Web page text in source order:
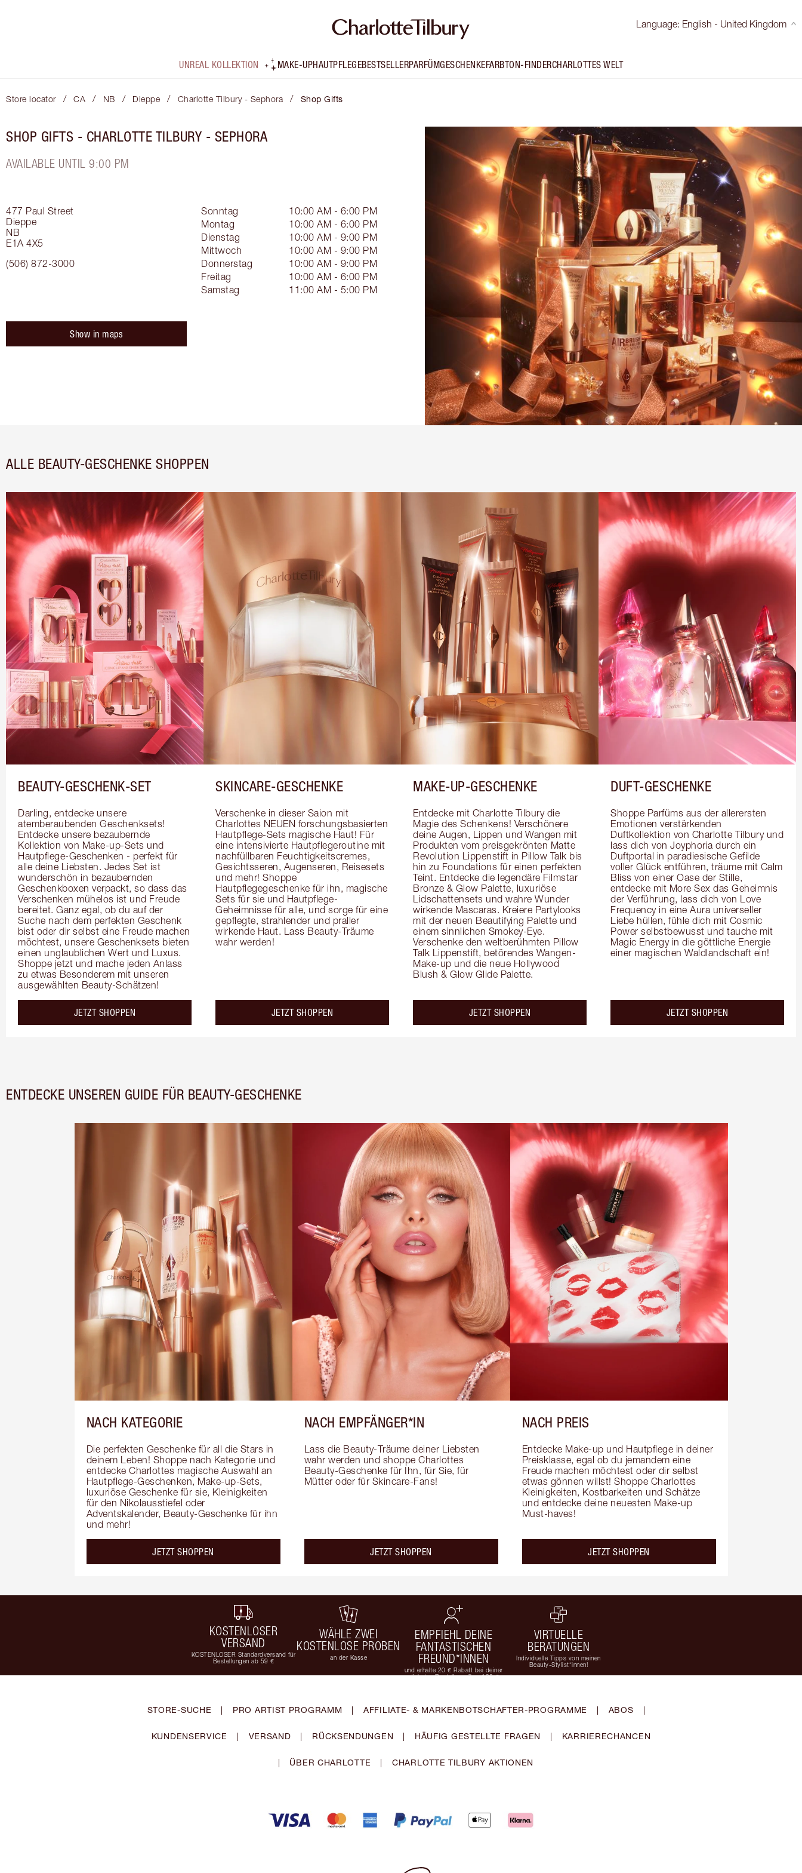
Language: English - United Kingdom
UNREAL KOLLEKTION MAKE-UPHAUTPFLEGEBESTSELLERPARFÜMGESCHENKEFARBTON-FINDERCHARLOTTES WELT
Store locator / CA / NB / Dieppe / Charlotte Tilbury - Sephora / Shop Gifts
SHOP GIFTS - CHARLOTTE TILBURY - SEPHORA
AVAILABLE UNTIL 9:00 PM
477 Paul Street
Dieppe
NB
E1A 4X5
(506) 872-3000
Sonntag
10:00 AM - 6:00 PM
Montag
10:00 AM - 6:00 PM
Dienstag
10:00 AM - 9:00 PM
Mittwoch
10:00 AM - 9:00 PM
Donnerstag
10:00 AM - 9:00 PM
Freitag
10:00 AM - 6:00 PM
Samstag
11:00 AM - 5:00 PM
Show in maps
ALLE BEAUTY-GESCHENKE SHOPPEN
BEAUTY-GESCHENK-SET
Darling, entdecke unsere
atemberaubenden Geschenksets!
Entdecke unsere bezaubernde
Kollektion von Make-up-Sets und
Hautpflege-Geschenken - perfekt für
alle deine Liebsten. Jedes Set ist
wunderschön in bezaubernden
Geschenkboxen verpackt, so dass das
Verschenken mühelos ist und Freude
bereitet. Ganz egal, ob du auf der
Suche nach dem perfekten Geschenk
bist oder dir selbst eine Freude machen
möchtest, unsere Geschenksets bieten
einen unglaublichen Wert und Luxus.
Shoppe jetzt und mache jeden Anlass
zu etwas Besonderem mit unseren
ausgewählten Beauty-Schätzen!
JETZT SHOPPEN
SKINCARE-GESCHENKE
Verschenke in dieser Saion mit
Charlottes NEUEN forschungsbasierten
Hautpflege-Sets magische Haut! Für
eine intensivierte Hautpflegeroutine mit
nachfüllbaren Feuchtigkeitscremes,
Gesichtsseren, Augenseren, Reisesets
und mehr! Shoppe
Hautpflegegeschenke für ihn, magische
Sets für sie und Hautpflege-
Geheimnisse für alle, und sorge für eine
gepflegte, strahlender und praller
wirkende Haut. Lass Beauty-Träume
wahr werden!
JETZT SHOPPEN
MAKE-UP-GESCHENKE
Entdecke mit Charlotte Tilbury die
Magie des Schenkens! Verschönere
deine Augen, Lippen und Wangen mit
Produkten vom preisgekrönten Matte
Revolution Lippenstift in Pillow Talk bis
hin zu Foundations für einen perfekten
Teint. Entdecke die legendäre Filmstar
Bronze & Glow Palette, luxuriöse
Lidschattensets und wahre Wunder
wirkende Mascaras. Kreiere Partylooks
mit der neuen Beautifying Palette und
einem sinnlichen Smokey-Eye.
Verschenke den weltberühmten Pillow
Talk Lippenstift, betörendes Wangen-
Make-up und die neue Hollywood
Blush & Glow Glide Palette.
JETZT SHOPPEN
DUFT-GESCHENKE
Shoppe Parfüms aus der allerersten
Emotionen verstärkenden
Duftkollektion von Charlotte Tilbury und
lass dich von Joyphoria durch ein
Duftportal in paradiesische Gefilde
voller Glück entführen, träume mit Calm
Bliss von einer Oase der Stille,
entdecke mit More Sex das Geheimnis
der Verführung, lass dich von Love
Frequency in eine Aura universeller
Liebe hüllen, fühle dich mit Cosmic
Power selbstbewusst und tauche mit
Magic Energy in die göttliche Energie
einer magischen Waldlandschaft ein!
JETZT SHOPPEN
ENTDECKE UNSEREN GUIDE FÜR BEAUTY-GESCHENKE
NACH KATEGORIE
Die perfekten Geschenke für all die Stars in
deinem Leben! Shoppe nach Kategorie und
entdecke Charlottes magische Auswahl an
Hautpflege-Geschenken, Make-up-Sets,
luxuriöse Geschenke für sie, Kleinigkeiten
für den Nikolausstiefel oder
Adventskalender, Beauty-Geschenke für ihn
und mehr!
JETZT SHOPPEN
NACH EMPFÄNGER*IN
Lass die Beauty-Träume deiner Liebsten
wahr werden und shoppe Charlottes
Beauty-Geschenke für Ihn, für Sie, für
Mütter oder für Skincare-Fans!
JETZT SHOPPEN
NACH PREIS
Entdecke Make-up und Hautpflege in deiner
Preisklasse, egal ob du jemandem eine
Freude machen möchtest oder dir selbst
etwas gönnen willst! Shoppe Charlottes
Kleinigkeiten, Kostbarkeiten und Schätze
und entdecke deine neuesten Make-up
Must-haves!
JETZT SHOPPEN
KOSTENLOSER
VERSAND
KOSTENLOSER Standardversand für
Bestellungen ab 59 €
WÄHLE ZWEI
KOSTENLOSE PROBEN
an der Kasse
EMPFIEHL DEINE
FANTASTISCHEN
FREUND*INNEN
und erhalte 20 € Rabatt bei deiner
nächsten Bestellung über 100 €
VIRTUELLE
BERATUNGEN
Individuelle Tipps von meinen
Beauty-Stylist*innen!
STORE-SUCHE | PRO ARTIST PROGRAMM | AFFILIATE- & MARKENBOTSCHAFTER-PROGRAMME | ABOS |
KUNDENSERVICE | VERSAND | RÜCKSENDUNGEN | HÄUFIG GESTELLTE FRAGEN | KARRIERECHANCEN
| ÜBER CHARLOTTE | CHARLOTTE TILBURY AKTIONEN